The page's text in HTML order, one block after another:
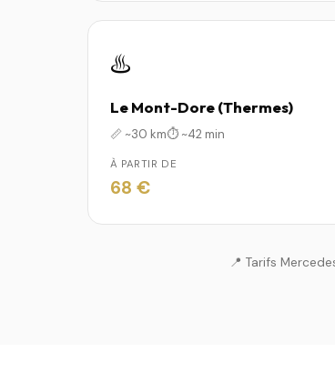
♨️
Le Mont-Dore (Thermes)
📏 ~30 km⏱️ ~42 min
À PARTIR DE
68 €
📍 Tarifs